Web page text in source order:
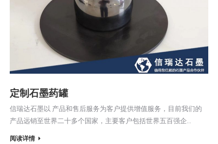
定制石墨药罐
信瑞达石墨以 产品和售后服务为客户提供增值服务，目前我们的
产品远销至世界二十多个国家，主要客户包括世界五百强企…
阅读详情